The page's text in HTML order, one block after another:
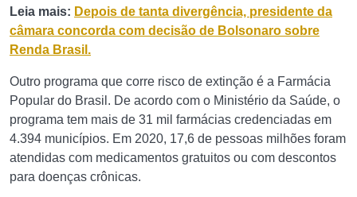
Leia mais: Depois de tanta divergência, presidente da
câmara concorda com decisão de Bolsonaro sobre
Renda Brasil.
Outro programa que corre risco de extinção é a Farmácia
Popular do Brasil. De acordo com o Ministério da Saúde, o
programa tem mais de 31 mil farmácias credenciadas em
4.394 municípios. Em 2020, 17,6 de pessoas milhões foram
atendidas com medicamentos gratuitos ou com descontos
para doenças crônicas.